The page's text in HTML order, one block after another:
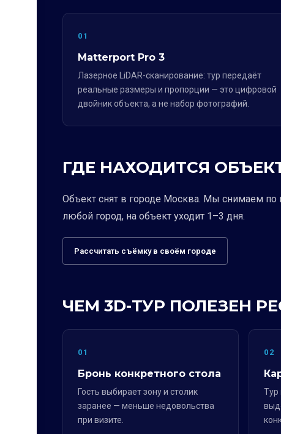
01
Matterport Pro 3
Лазерное LiDAR-сканирование: тур передаёт
реальные размеры и пропорции — это цифровой
двойник объекта, а не набор фотографий.
ГДЕ НАХОДИТСЯ
Объект снят в городе Москва. Мы снимаем
любой город, на объект уходит 1–3 дня.
Рассчитать съёмку в своём городе
ЧЕМ 3D-ТУР ПОЛЕЗЕН
01
Бронь конкретного стола
Гость выбирает зону и столик
заранее — меньше недовольства
при визите.
02
Тур